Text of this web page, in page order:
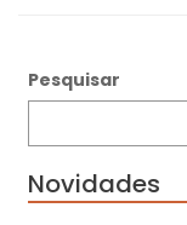
Pesquisar
Novidades